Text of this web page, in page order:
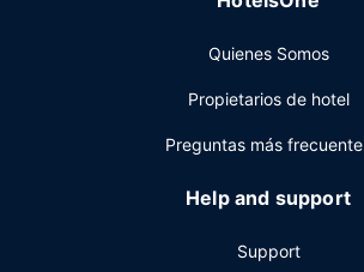
limitado. ¿Quieres despejarte? Relájate y
ofrece un desayuno bufé todos los días
con un coste adicional.
Tendrás un centro de negocios, tintorería
recepción las 24 horas a tu disposición.
organizando un evento en Haikou? En
zona para conferencias y 7 salas de
Quienes Somos
Propietarios de hotel
Preguntas más
Help and support
Support